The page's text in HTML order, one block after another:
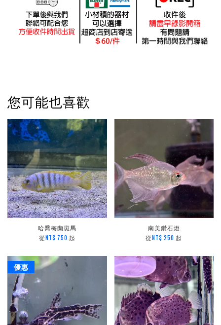
您可能也喜歡
哈喬梅蘭斑馬
從 NT$ 750 起
南美鑽石燈
從 NT$ 250 起
優惠